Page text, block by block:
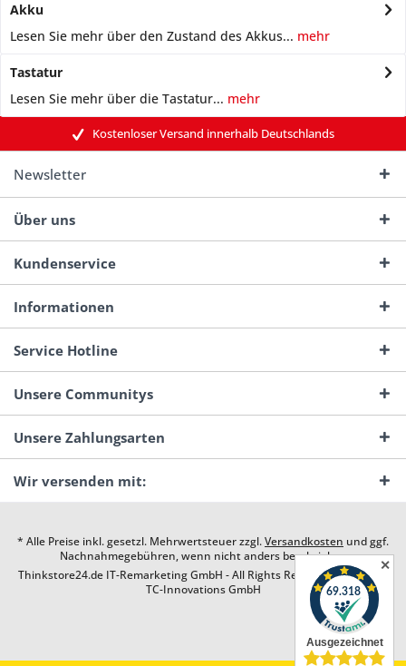
Akku
Lesen Sie mehr über den Zustand des Akkus... mehr
Tastatur
Lesen Sie mehr über die Tastatur... mehr
Kostenloser Versand innerhalb Deutschlands
Newsletter
Über uns
Kundenservice
Informationen
Service Hotline
Unsere Communitys
Unsere Zahlungsarten
Wir versenden mit:
* Alle Preise inkl. gesetzl. Mehrwertsteuer zzgl.Versandkosten und ggf.
Nachnahmegebühren, wenn nicht anders beschrieben
Thinkstore24.de IT-Remarketing GmbH - All Rights Reserved. Design by
TC-Innovations GmbH
✕